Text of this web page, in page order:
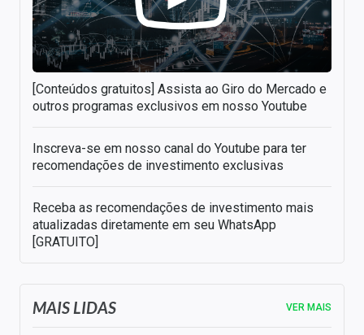
[Conteúdos gratuitos] Assista ao Giro do Mercado e
outros programas exclusivos em nosso Youtube
Inscreva-se em nosso canal do Youtube para ter
recomendações de investimento exclusivas
Receba as recomendações de investimento mais
atualizadas diretamente em seu WhatsApp
[GRATUITO]
MAIS LIDAS VER MAIS